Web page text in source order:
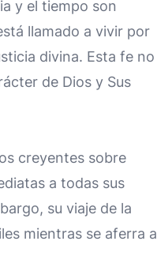
y el tiempo son
llamado a vivir por
divina. Esta fe no
de Dios y Sus
creyentes sobre
a todas sus
su viaje de la
mientras se aferra a